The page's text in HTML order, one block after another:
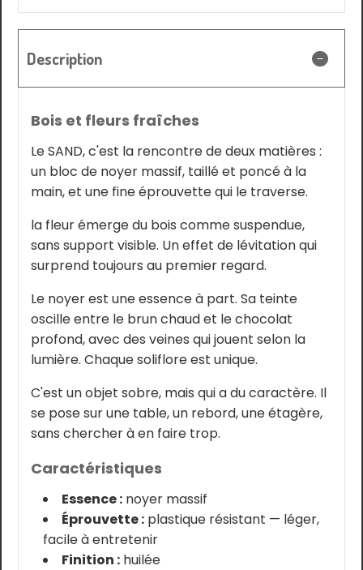
Description
Bois et fleurs fraîches
Le SAND, c'est la rencontre de deux matières :
un bloc de noyer massif, taillé et poncé à la
main, et une fine éprouvette qui le traverse.
la fleur émerge du bois comme suspendue,
sans support visible. Un effet de lévitation qui
surprend toujours au premier regard.
Le noyer est une essence à part. Sa teinte
oscille entre le brun chaud et le chocolat
profond, avec des veines qui jouent selon la
lumière. Chaque soliflore est unique.
C'est un objet sobre, mais qui a du caractère. Il
se pose sur une table, un rebord, une étagère,
sans chercher à en faire trop.
Caractéristiques
Essence : noyer massif
Éprouvette : plastique résistant — léger,
facile à entretenir
Finition : huilée